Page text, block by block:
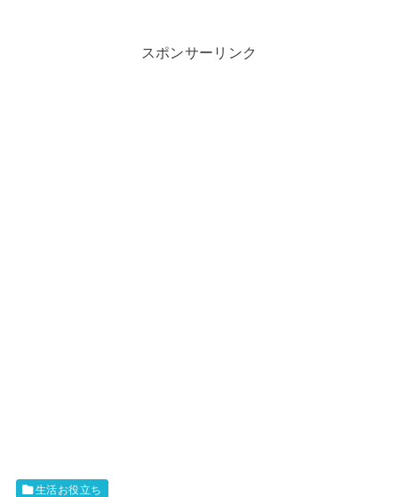
スポンサーリンク
生活お役立ち